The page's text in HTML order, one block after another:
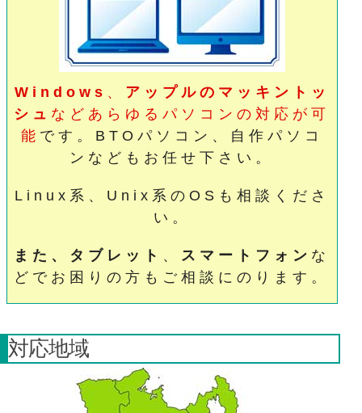
Windows 、 アップルのマッキントッ
シュ などあらゆるパソコンの対応が可
能 です。BTOパソコン、自作パソコ
ンなどもお任せ下さい。
Linux系、Unix系のOSも相談くださ
い。
また、タブレット 、 スマートフォン な
どでお困りの方もご相談にのります。
対応地域